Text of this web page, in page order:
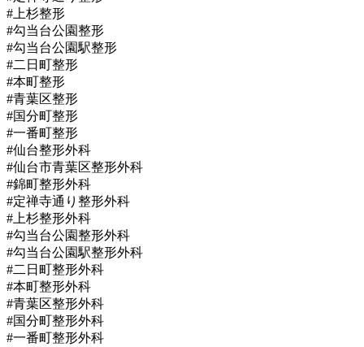
#上杉整形
#勾当台公園整形
#勾当台公園駅整形
#二日町整形
#本町整形
#青葉区整形
#国分町整形
#一番町整形
#仙台整形外科
#仙台市青葉区整形外科
#錦町整形外科
#定禅寺通り整形外科
#上杉整形外科
#勾当台公園整形外科
#勾当台公園駅整形外科
#二日町整形外科
#本町整形外科
#青葉区整形外科
#国分町整形外科
#一番町整形外科